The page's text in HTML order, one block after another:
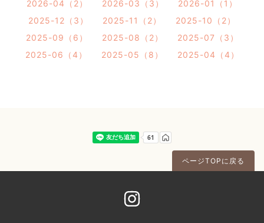
2026-04（2）
2026-03（3）
2026-01（1）
2025-12（3）
2025-11（2）
2025-10（2）
2025-09（6）
2025-08（2）
2025-07（3）
2025-06（4）
2025-05（8） 2025-04（4）
ページTOPに戻る